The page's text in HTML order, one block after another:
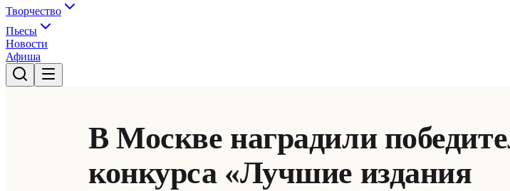
Творчество
Пьесы
Новости
Афиша
В Москве наградили
конкурса «Лучшие издания